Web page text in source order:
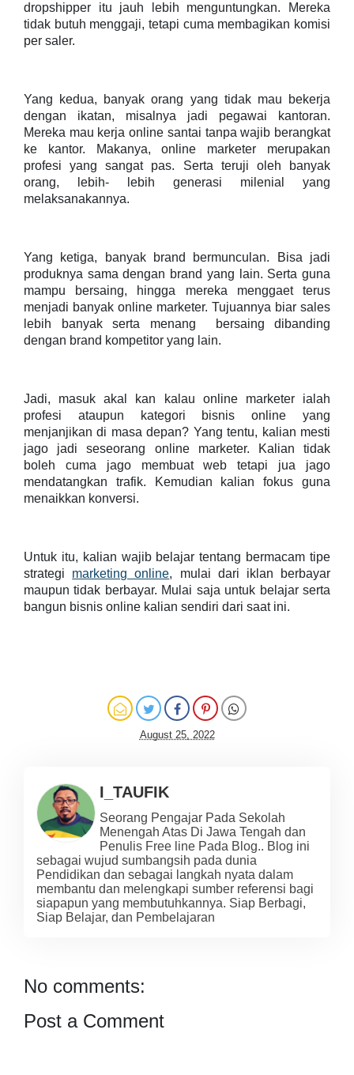
dropshipper itu jauh lebih menguntungkan. Mereka
tidak butuh menggaji, tetapi cuma membagikan komisi
per saler.
Yang kedua, banyak orang yang tidak mau bekerja
dengan ikatan, misalnya jadi pegawai kantoran.
Mereka mau kerja online santai tanpa wajib berangkat
ke kantor. Makanya, online marketer merupakan
profesi yang sangat pas. Serta teruji oleh banyak
orang, lebih- lebih generasi milenial yang
melaksanakannya.
Yang ketiga, banyak brand bermunculan. Bisa jadi
produknya sama dengan brand yang lain. Serta guna
mampu bersaing, hingga mereka menggaet terus
menjadi banyak online marketer. Tujuannya biar sales
lebih banyak serta menang bersaing dibanding
dengan brand kompetitor yang lain.
Jadi, masuk akal kan kalau online marketer ialah
profesi ataupun kategori bisnis online yang
menjanjikan di masa depan? Yang tentu, kalian mesti
jago jadi seseorang online marketer. Kalian tidak
boleh cuma jago membuat web tetapi jua jago
mendatangkan trafik. Kemudian kalian fokus guna
menaikkan konversi.
Untuk itu, kalian wajib belajar tentang bermacam tipe
strategi marketing online, mulai dari iklan berbayar
maupun tidak berbayar. Mulai saja untuk belajar serta
bangun bisnis online kalian sendiri dari saat ini.
August 25, 2022
I_TAUFIK
Seorang Pengajar Pada Sekolah
Menengah Atas Di Jawa Tengah dan
Penulis Free line Pada Blog.. Blog ini
sebagai wujud sumbangsih pada dunia
Pendidikan dan sebagai langkah nyata dalam
membantu dan melengkapi sumber referensi bagi
siapapun yang membutuhkannya. Siap Berbagi,
Siap Belajar, dan Pembelajaran
No comments:
Post a Comment